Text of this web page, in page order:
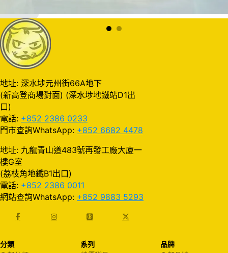
地址: 深水埗元州街66A地下
(新高登商場對面) (深水埗地鐵站D1出
口)
電話: +852 2386 0233
門市查詢WhatsApp: +852 6682 4478
地址: 九龍青山道483號再發工廠大廈一
樓G室
(荔枝角地鐵B1出口)
電話: +852 2386 0011
網站查詢WhatsApp: +852 9883 5293
分類
系列
品牌